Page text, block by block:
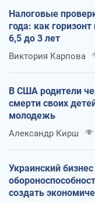
Налоговые
года: как
6,5 до 3 лет
Виктория Карпова
В США родители
смерти своих
молодежь
Александр Кирш
Украинский
создать